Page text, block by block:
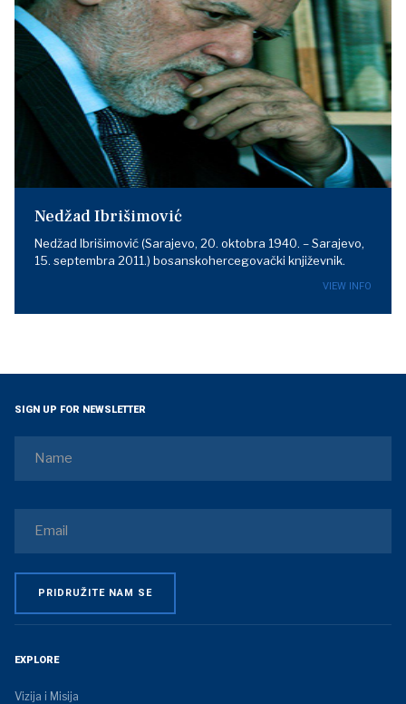
Nedžad Ibrišimović
Nedžad Ibrišimović (Sarajevo, 20. oktobra 1940. – Sarajevo,
15. septembra 2011.) bosanskohercegovački književnik.
VIEW INFO
SIGN UP FOR NEWSLETTER
EXPLORE
Vizija i Misija